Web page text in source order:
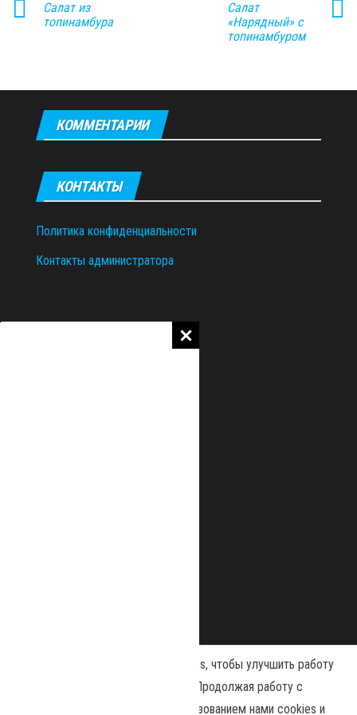
Салат из
топинамбура
Салат
«Нарядный» с
топинамбуром
КОММЕНТАРИИ
КОНТАКТЫ
Политика конфиденциальности
Контакты администратора
Наш сайт использует файлы cookies, чтобы улучшить работу
и повысить эффективность сайта. Продолжая работу с
сайтом, вы соглашаетесь с использованием нами cookies и